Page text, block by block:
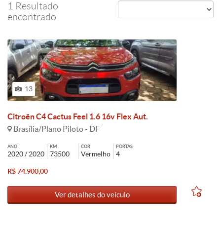
1 Resultado
encontrado
13
Citroën C4 Cactus Feel 1.6 16v Flex Aut.
Brasília/Plano Piloto - DF
ANO
2020 / 2020
KM
73500
COR
Vermelho
PORTAS
4
R$ 74.900,00
Ver detalhes do veículo